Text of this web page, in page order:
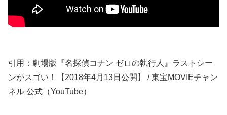
引用：劇場版『名探偵コナン ゼロの執行人』ラストシー
ンがスゴい！【2018年4月13日公開】 / 東宝MOVIEチャン
ネル 公式（YouTube）